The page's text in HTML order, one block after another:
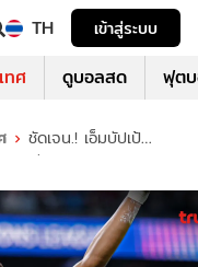
TH เข้าสู่ระบบ
ทศ ดูบอลสด ฟุต
ชัดเจน.! เอ็มบัปเป้
บเล่ แทน